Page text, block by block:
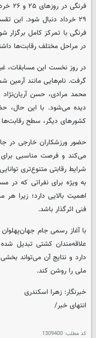
۲۹ خرداد دنبال شود. این
فرنگی با تمرکز کامل
در مراحل مختلف رقابت‌ها
در روز نخست این مسابقات،
گرفت. نام‌هایی مانند آرمین
محمد مرادی، حسن
دیده می‌شود. با این حال،
کشورهای دیگر، سطح
حضور ورزشکاران خارجی در
می‌کند و فرصت مناسبی برای
شرایط رقابتی متنوع‌تری
به ویژه برای نفراتی که در
اهمیت بالایی دارد؛ زیرا هر
فنی اثرگذار باشد.
با آغاز رسمی جام
علاقه‌مندان کشتی تبدیل
دارد و نتایج آن می‌تواند
ملی را روشن کند.
خبرنگار: زهرا اسکندری
انتهای خبر/
کد مطلب: 1309400